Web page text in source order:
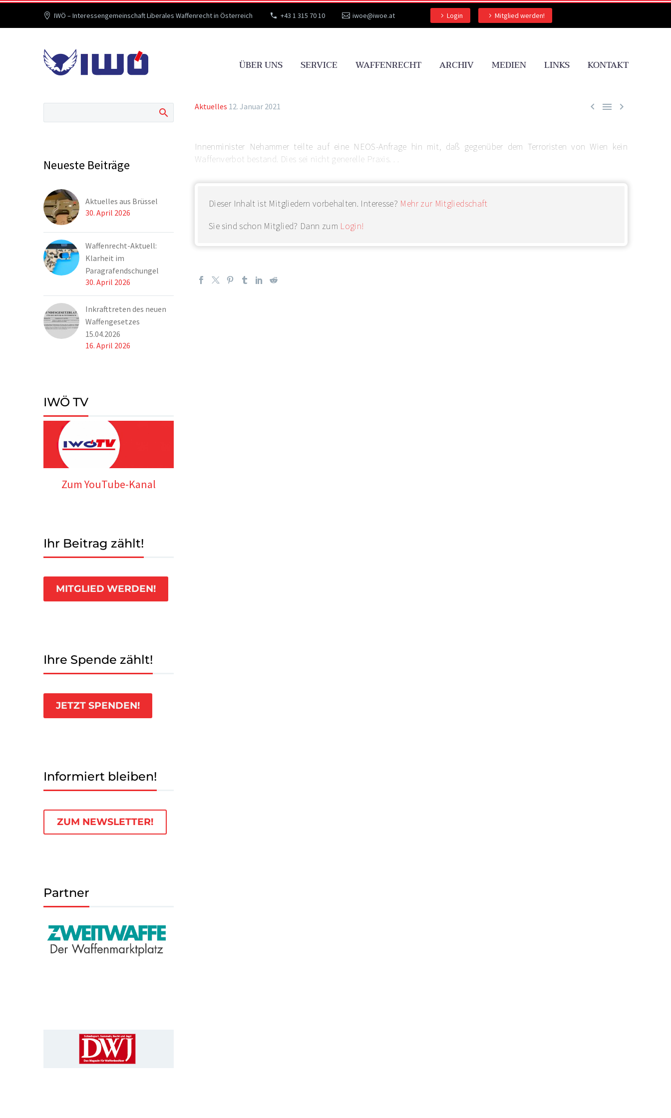
IWÖ – Interessengemeinschaft Liberales Waffenrecht in Österreich +43 1 315 70 10 iwoe@iwoe.at Login Mitglied werden!
ÜBER UNS SERVICE WAFFENRECHT ARCHIV MEDIEN LINKS KONTAKT
  
Aktuelles 12. Januar 2021
Innenminister Nehammer teilte auf eine NEOS-Anfrage hin mit, daß gegenüber dem Terroristen von Wien kein
Waffenverbot bestand. Dies sei nicht generelle Praxis. . .
Dieser Inhalt ist Mitgliedern vorbehalten. Interesse? Mehr zur Mitgliedschaft
Sie sind schon Mitglied? Dann zum Login!
Neueste Beiträge
Aktuelles aus Brüssel
30. April 2026
Waffenrecht-Aktuell:
Klarheit im
Paragrafendschungel
30. April 2026
Inkrafttreten des neuen
Waffengesetzes
15.04.2026
16. April 2026
IWÖ TV
Zum YouTube-Kanal
Ihr Beitrag zählt!
MITGLIED WERDEN!
Ihre Spende zählt!
JETZT SPENDEN!
Informiert bleiben!
ZUM NEWSLETTER!
Partner